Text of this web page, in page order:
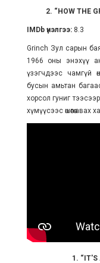
2. “HOW THE
IMDb үнэлгээ:8.3
Grinch Зул сарын
1966 оны энэхүү
үзэгчдээс чамгүй
бусын амьтан
хорсол гуниг
хүмүүсээс өшөөгөө
1. “IT'S